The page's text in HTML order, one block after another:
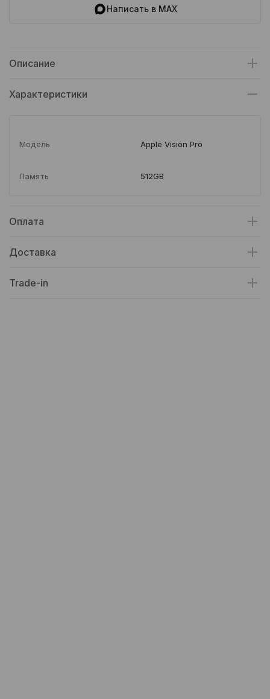
Написать в MAX
Описание
Характеристики
Модель Apple Vision Pro
Память 512GB
Оплата
Доставка
Trade-in